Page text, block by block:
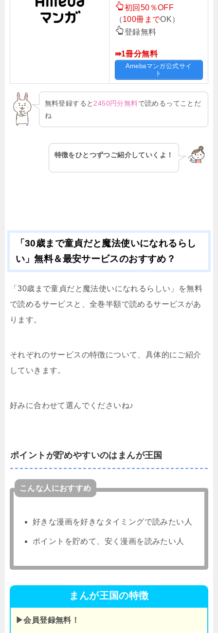
初回50％OFF
（100冊までOK）
登録無料
⇛1冊分無料
Amebaマンガ公式サイ
ト
無料登録すると 2450円分無料で読めるってことだ
ね
特徴をひとつずつご紹介していくよ！
「30歳まで童貞だと魔法使いになれるらし
い」無料＆最安サービスのおすすめ？
「30歳まで童貞だと魔法使いになれるらしい」を無料
で読めるサービスと、全巻半額で読めるサービスがあ
ります。
それぞれのサービスの特徴について、具体的にご紹介
していきます。
好みに合わせて選んでくださいね♪
ポイントが貯めやすいのはまんが王国
こんな人におすすめ
好きな漫画を好きなタイミングで読みたい人
ポイントを貯めて、安く漫画を読みたい人
まんが王国の特徴
▶会員登録無料！